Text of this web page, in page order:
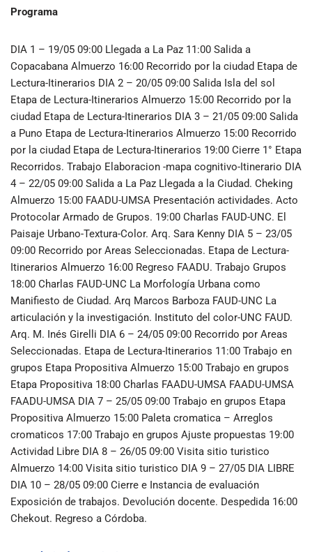
Programa
DIA 1 – 19/05 09:00 Llegada a La Paz 11:00 Salida a
Copacabana Almuerzo 16:00 Recorrido por la ciudad Etapa de
Lectura-Itinerarios DIA 2 – 20/05 09:00 Salida Isla del sol
Etapa de Lectura-Itinerarios Almuerzo 15:00 Recorrido por la
ciudad Etapa de Lectura-Itinerarios DIA 3 – 21/05 09:00 Salida
a Puno Etapa de Lectura-Itinerarios Almuerzo 15:00 Recorrido
por la ciudad Etapa de Lectura-Itinerarios 19:00 Cierre 1° Etapa
Recorridos. Trabajo Elaboracion -mapa cognitivo-Itinerario DIA
4 – 22/05 09:00 Salida a La Paz Llegada a la Ciudad. Cheking
Almuerzo 15:00 FAADU-UMSA Presentación actividades. Acto
Protocolar Armado de Grupos. 19:00 Charlas FAUD-UNC. El
Paisaje Urbano-Textura-Color. Arq. Sara Kenny DIA 5 – 23/05
09:00 Recorrido por Areas Seleccionadas. Etapa de Lectura-
Itinerarios Almuerzo 16:00 Regreso FAADU. Trabajo Grupos
18:00 Charlas FAUD-UNC La Morfología Urbana como
Manifiesto de Ciudad. Arq Marcos Barboza FAUD-UNC La
articulación y la investigación. Instituto del color-UNC FAUD.
Arq. M. Inés Girelli DIA 6 – 24/05 09:00 Recorrido por Areas
Seleccionadas. Etapa de Lectura-Itinerarios 11:00 Trabajo en
grupos Etapa Propositiva Almuerzo 15:00 Trabajo en grupos
Etapa Propositiva 18:00 Charlas FAADU-UMSA FAADU-UMSA
FAADU-UMSA DIA 7 – 25/05 09:00 Trabajo en grupos Etapa
Propositiva Almuerzo 15:00 Paleta cromatica – Arreglos
cromaticos 17:00 Trabajo en grupos Ajuste propuestas 19:00
Actividad Libre DIA 8 – 26/05 09:00 Visita sitio turistico
Almuerzo 14:00 Visita sitio turistico DIA 9 – 27/05 DIA LIBRE
DIA 10 – 28/05 09:00 Cierre e Instancia de evaluación
Exposición de trabajos. Devolución docente. Despedida 16:00
Chekout. Regreso a Córdoba.